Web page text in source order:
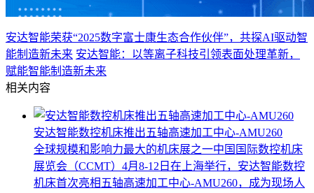
安达智能荣获“2025数字富士康生态合作伙伴”，共探AI驱动智
能制造新未来 安达智能：以等离子科技引领表面处理革新，
赋能智能制造新未来
相关内容
安达智能数控机床推出五轴高速加工中心-AMU260
全球规模和影响力最大的机床展之一中国国际数控机床
展览会（CCMT）4月8-12日在上海举行，安达智能数控
机床首次亮相五轴高速加工中心-AMU260，成为现场人